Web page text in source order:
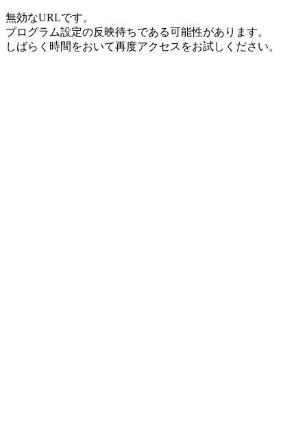
無効なURLです。
プログラム設定の反映待ちである可能性があります。
しばらく時間をおいて再度アクセスをお試しください。